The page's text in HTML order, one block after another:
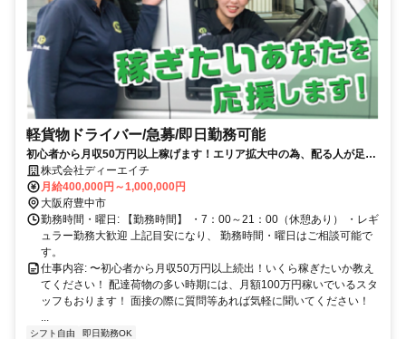
軽貨物ドライバー/急募/即日勤務可能
初心者から月収50万円以上稼げます！エリア拡大中の為、配る人が足り
ません！！
株式会社ディーエイチ
月給400,000円～1,000,000円
大阪府豊中市
勤務時間・曜日: 【勤務時間】 ・7：00～21：00（休憩あり） ・レギ
ュラー勤務大歓迎 上記目安になり、 勤務時間・曜日はご相談可能で
す。
仕事内容: 〜初心者から月収50万円以上続出！いくら稼ぎたいか教え
てください！ 配達荷物の多い時期には、月額100万円稼いでいるスタ
ッフもおります！ 面接の際に質問等あれば気軽に聞いてください！
...
シフト自由 即日勤務OK